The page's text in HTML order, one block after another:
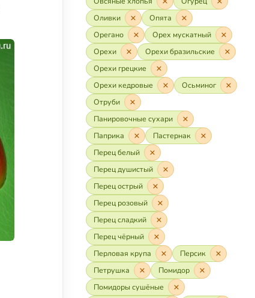
Оливки
Опята
Орегано
Орех мускатный
Орехи
Орехи бразильские
Орехи грецкие
Орехи кедровые
Осьминог
Отруби
Панировочные сухари
Паприка
Пастернак
Перец белый
Перец душистый
Перец острый
Перец розовый
Перец сладкий
Перец чёрный
Перловая крупа
Персик
Петрушка
Помидор
Помидоры сушёные